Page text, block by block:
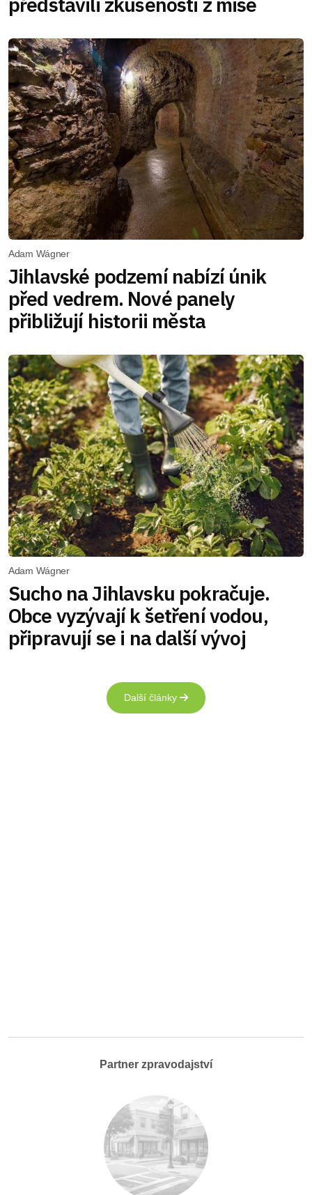
Adam Wágner
Jihlavské podzemí nabízí únik
před vedrem. Nové panely
přibližují historii města
Adam Wágner
Sucho na Jihlavsku pokračuje.
Obce vyzývají k šetření vodou,
připravují se i na další vývoj
Další články
Partner zpravodajství